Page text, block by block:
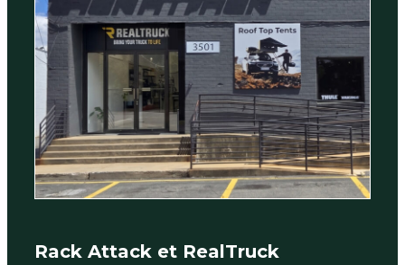
Rack Attack et RealTruck